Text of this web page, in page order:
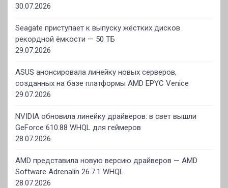
30.07.2026
Seagate приступает к выпуску жёстких дисков
рекордной ёмкости — 50 ТБ
29.07.2026
ASUS анонсировала линейку новых серверов,
созданных на базе платформы AMD EPYC Venice
29.07.2026
NVIDIA обновила линейку драйверов: в свет вышли
GeForce 610.88 WHQL для геймеров
28.07.2026
AMD представила новую версию драйверов — AMD
Software Adrenalin 26.7.1 WHQL
28.07.2026